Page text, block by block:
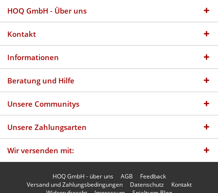
HOQ GmbH - Über uns
Kontakt
Informationen
Beratung und Hilfe
Unsere Communitys
Unsere Zahlungsarten
Wir versenden mit:
HOQ GmbH - über uns AGB
Feedback
Versand und Zahlungsbedingungen
Datenschutz
Kontakt